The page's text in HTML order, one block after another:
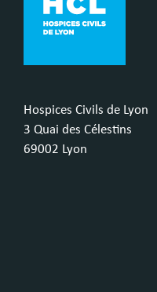
Hospices Civils de Lyon
3 Quai des Célestins
69002 Lyon